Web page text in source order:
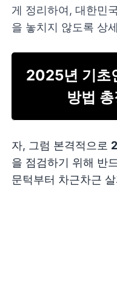
게 정리하여, 대한민
을 놓치지 않도록 상
2025년 기초
방법 총
자, 그럼 본격적으로
을 점검하기 위해 반
문턱부터 차근차근